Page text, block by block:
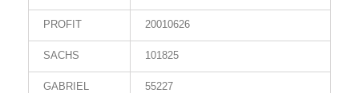
PROFIT 20010626
SACHS 101825
GABRIEL 55227